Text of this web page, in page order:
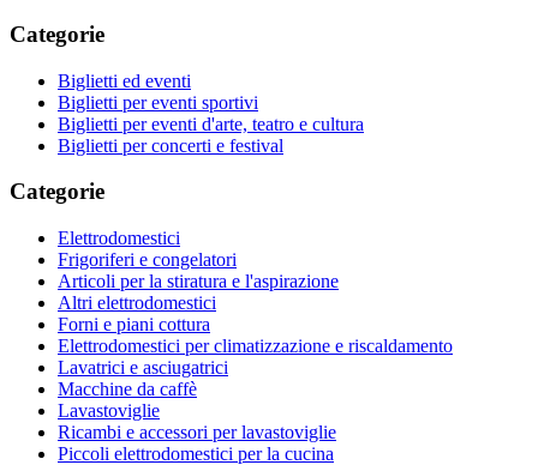
Categorie
Biglietti ed eventi
Biglietti per eventi sportivi
Biglietti per eventi d'arte, teatro e cultura
Biglietti per concerti e festival
Categorie
Elettrodomestici
Frigoriferi e congelatori
Articoli per la stiratura e l'aspirazione
Altri elettrodomestici
Forni e piani cottura
Elettrodomestici per climatizzazione e riscaldamento
Lavatrici e asciugatrici
Macchine da caffè
Lavastoviglie
Ricambi e accessori per lavastoviglie
Piccoli elettrodomestici per la cucina